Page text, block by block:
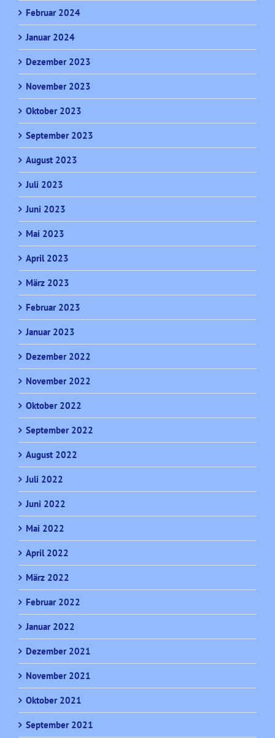
Februar 2024
Januar 2024
Dezember 2023
November 2023
Oktober 2023
September 2023
August 2023
Juli 2023
Juni 2023
Mai 2023
April 2023
März 2023
Februar 2023
Januar 2023
Dezember 2022
November 2022
Oktober 2022
September 2022
August 2022
Juli 2022
Juni 2022
Mai 2022
April 2022
März 2022
Februar 2022
Januar 2022
Dezember 2021
November 2021
Oktober 2021
September 2021